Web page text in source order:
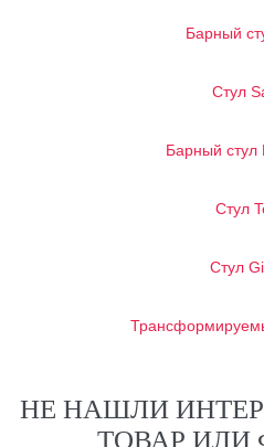
Барный
Стул
Барный стул
Стул
Стул
НЕ НАШЛИ
ТОВАР ИЛИ